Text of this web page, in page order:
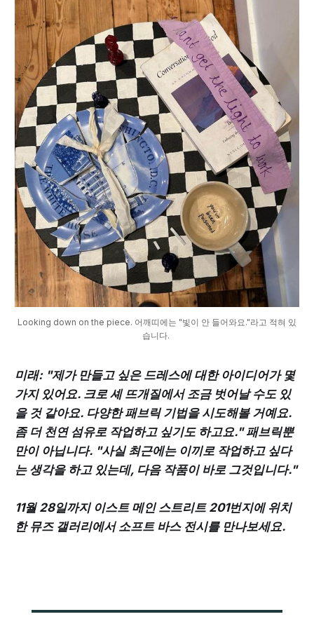
Looking down on the piece. 어깨띠에는 "빛이 안 들어와요."라고 적혀 있
습니다.
미래: "제가 만들고 싶은 드레스에 대한 아이디어가 몇
가지 있어요. 크로 셰 뜨개질에서 조금 벗어날 수도 있
을 것 같아요. 다양한 패브릭 기법을 시도해볼 거예요.
좀 더 천연 섬유로 작업하고 싶기도 하고요." 패브릭뿐
만이 아닙니다. "사실 최근에는 이끼로 작업하고 싶다
는 생각을 하고 있는데, 다음 작품이 바로 그것입니다."
11월 28일까지 이스트 메인 스트리트 201번지에 위치
한 뮤즈 갤러리에서 소프트 바스 전시를 만나보세요.